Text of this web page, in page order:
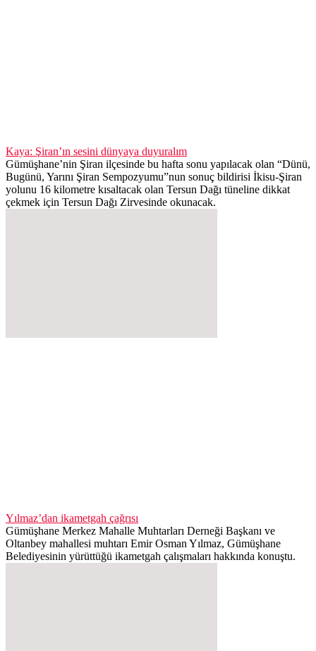
Kaya: Şiran’ın sesini dünyaya duyuralım
Gümüşhane’nin Şiran ilçesinde bu hafta sonu yapılacak olan “Dünü,
Bugünü, Yarını Şiran Sempozyumu”nun sonuç bildirisi İkisu-Şiran
yolunu 16 kilometre kısaltacak olan Tersun Dağı tüneline dikkat
çekmek için Tersun Dağı Zirvesinde okunacak.
Yılmaz’dan ikametgah çağrısı
Gümüşhane Merkez Mahalle Muhtarları Derneği Başkanı ve
Oltanbey mahallesi muhtarı Emir Osman Yılmaz, Gümüşhane
Belediyesinin yürüttüğü ikametgah çalışmaları hakkında konuştu.